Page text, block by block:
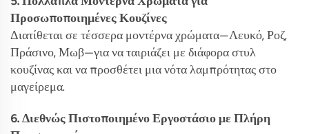
Προσωποποιημένες Κουζίνες
Διατίθεται σε τέσσερα μοντέρνα χρώματα—Λευκό, Ροζ,
Πράσινο, Μωβ—για να ταιριάζει με διάφορα στυλ
κουζίνας και να προσθέτει μια νότα λαμπρότητας στο
μαγείρεμα.
6. Διεθνώς Πιστοποιημένο Εργοστάσιο με Πλήρη